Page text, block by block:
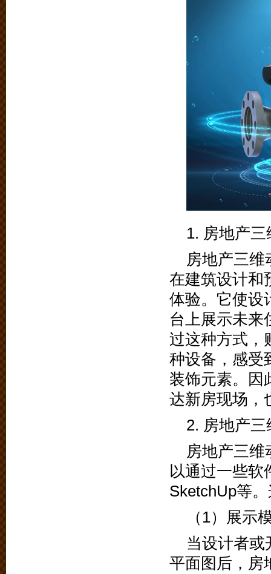
1. 房地产
房地产三
在建筑设计和
体验。它使设
台上展示未来
过这种方式，
种设备，感受
装饰元素。因
达新房现场，
2. 房地产
房地产三
以通过一些软
SketchUp等
（1）展示
当设计者或
平面图后，房